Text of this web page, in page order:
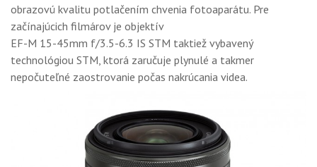
obrazovú kvalitu potlačením chvenia fotoaparátu. Pre
začínajúcich filmárov je objektív
EF-M 15-45mm f/3.5-6.3 IS STM taktiež vybavený
technológiou STM, ktorá zaručuje plynulé a takmer
nepočuteľné zaostrovanie počas nakrúcania videa.